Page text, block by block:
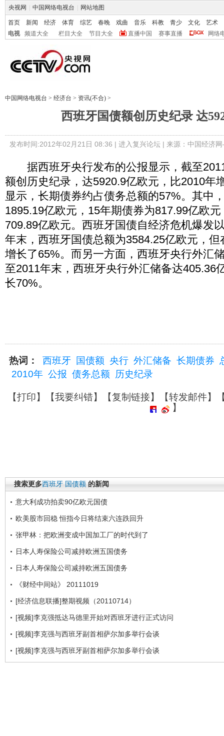
央视网 中国网络电视台 网站地图
首页 新闻 经济 体育 综艺 春晚 戏曲 音乐 科教 青少 文化
艺术
电视
频道大全 栏目大全 节目大全 直播中国 赛事直播 网络
中国网络电视台 > 经济台 > 资讯(不合) >
西班牙国债额创历史纪录 达
发布时间:2012年02月21日 08:36 | 进入复兴论坛| 来源：中国经济
据西班牙央行发布的公报显示，截至
额创历史纪录，达5920.9亿欧元，比2010年
显示，长期债券约占债务总额的57%。其中
1895.19亿欧元，15年期债券为817.99亿欧
709.89亿欧元。西班牙国债自经济危机爆发
年末，西班牙国债总额为3584.25亿欧元，
增长了65%。而另一方面，西班牙央行外汇
至2011年末，西班牙央行外汇储备达405.36
长70%。
热词： 西班牙 国债额 央行 外汇储备 长期债券
2010年 公报 债务总额 历史纪录
【打印】【我要纠错】【复制链接】【转发邮件】
】
搜索更多西班牙 国债额 的新闻
意大利成功拍卖90亿欧元国债
欧美股市回稳 恒指今日将结束六连跌回升
张甲林：把欧洲变成中国加工厂的时代到了
日本人寿保险公司减持欧洲五国债务
日本人寿保险公司减持欧洲五国债务
《财经中间站》 20111019
[经济信息联播]整期视频（20110714）
[视频]李克强抵达马德里开始对西班牙进行正式访问
[视频]李克强与西班牙副首相萨尔加多举行会谈
[视频]李克强与西班牙副首相萨尔加多举行会谈